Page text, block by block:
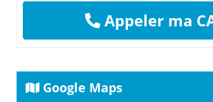
Appeler ma
Google Maps